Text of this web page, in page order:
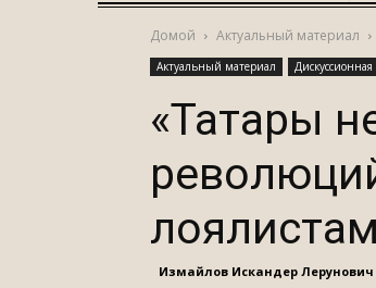
Домой Актуальный материал
Актуальный материал
«Татары
Измайлов Искандер Лерунович